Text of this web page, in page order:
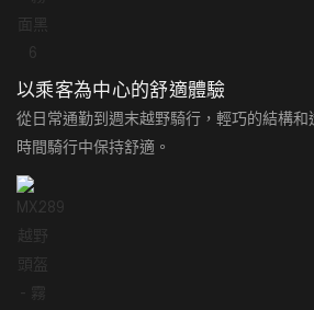
以乘客為中心的舒適體驗
從日常通勤到週末越野騎行，輕巧的結構
時間騎行中保持舒適。